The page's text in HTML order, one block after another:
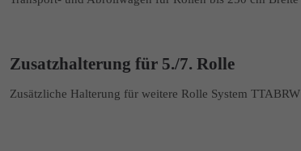
Zusatzhalterung für 5./7. Rolle
Zusätzliche Halterung für weitere Rolle System TTABRW